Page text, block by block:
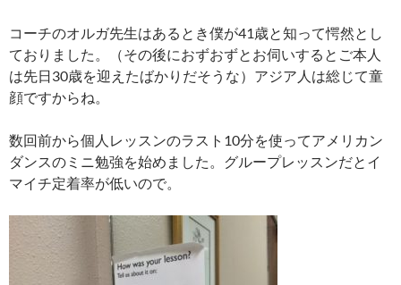
コーチのオルガ先生はあるとき僕が41歳と知って愕然とし
ておりました。（その後におずおずとお伺いするとご本人
は先日30歳を迎えたばかりだそうな）アジア人は総じて童
顔ですからね。
数回前から個人レッスンのラスト10分を使ってアメリカン
ダンスのミニ勉強を始めました。グループレッスンだとイ
マイチ定着率が低いので。